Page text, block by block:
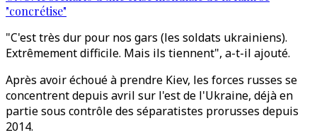
"concrétise"
"C'est très dur pour nos gars (les soldats ukrainiens).
Extrêmement difficile. Mais ils tiennent", a-t-il ajouté.
Après avoir échoué à prendre Kiev, les forces russes se
concentrent depuis avril sur l'est de l'Ukraine, déjà en
partie sous contrôle des séparatistes prorusses depuis
2014.